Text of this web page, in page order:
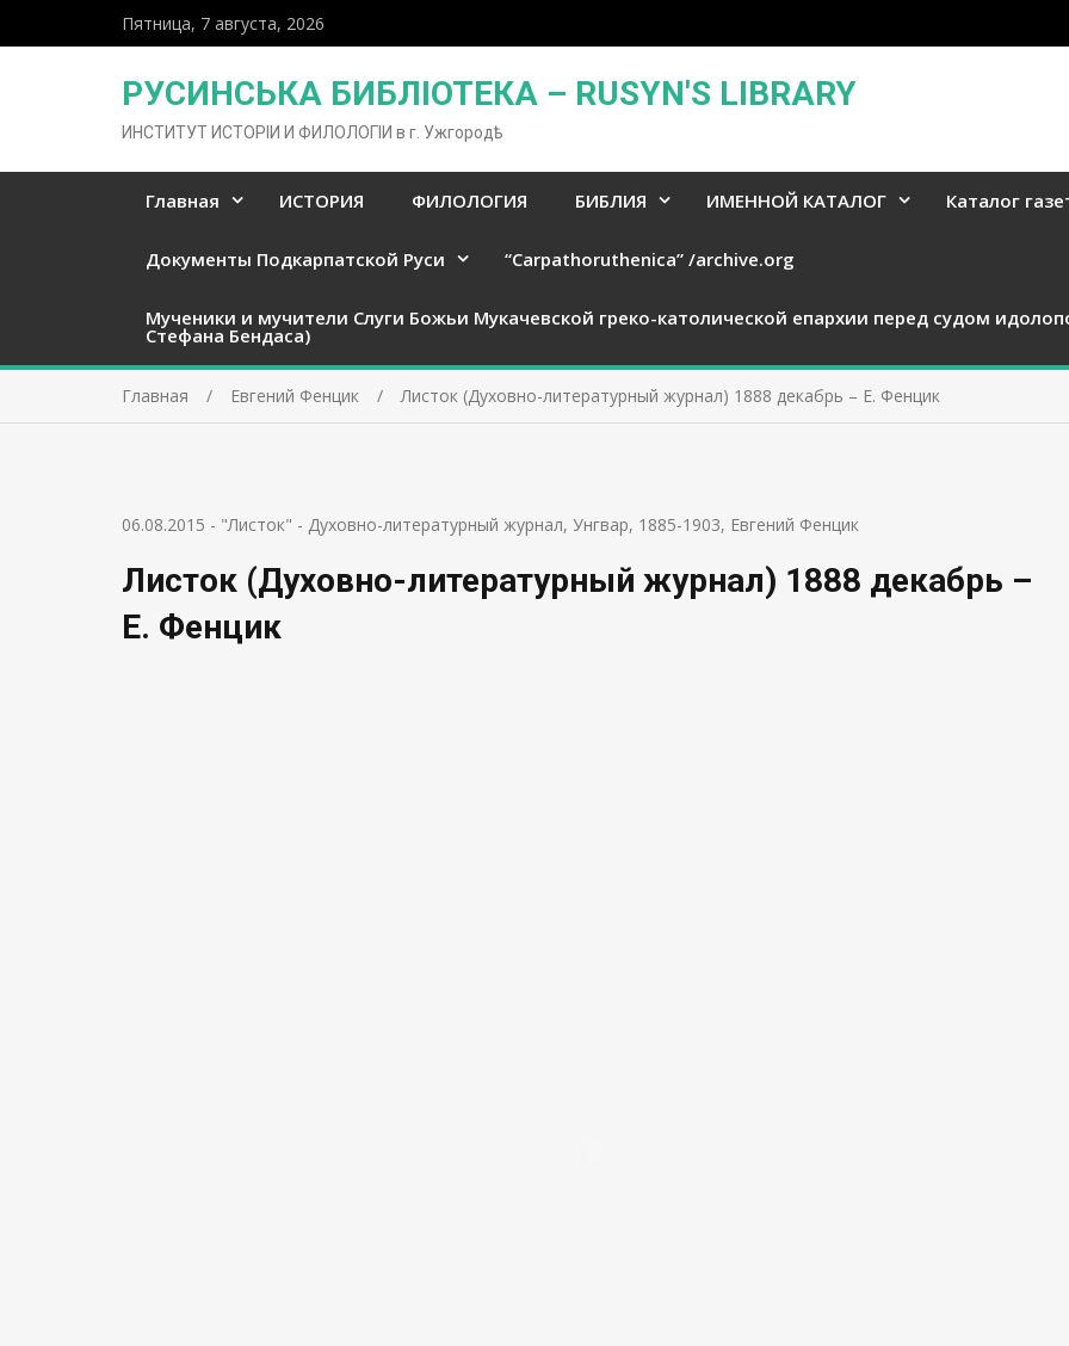
Пятница, 7 августа, 2026
РУСИНСЬКА БИБЛІОТЕКА – RUSYN'S LIBRARY
ИНСТИТУТ ИСТОРІИ И ФИЛОЛОГІИ в г. Ужгородѣ
Главная ИСТОРИЯ ФИЛОЛОГИЯ БИБЛИЯ ИМЕННОЙ КАТАЛОГ Каталог
Документы Подкарпатской Руси “Carpathoruthenica” /archive.org
Мученики и мучители Слуги Божьи Мукачевской греко-католической епархии перед судом
Стефана Бендаса)
Главная Евгений Фенцик Листок (Духовно-литературный журнал) 1888 декабрь – Е. Фенцик
06.08.2015 - "Листок" - Духовно-литературный журнал, Унгвар, 1885-1903, Евгений Фенцик
Листок (Духовно-литературный журнал) 1888 декабрь –
Е. Фенцик